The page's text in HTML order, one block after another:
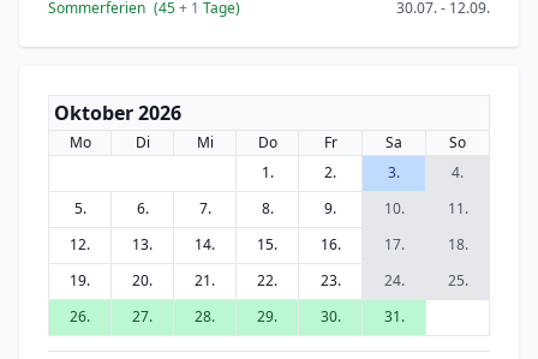
Sommerferien (45+ 1 Tage) 30.07. - 12.09.
Oktober 2026
Mo Di Mi Do Fr Sa
So
1.
2. 3.
4.
5.
6. 7. 8. 9. 10.
11.
12.
13. 14. 15. 16. 17.
18.
19.
20. 21. 22. 23. 24.
25.
26.
27. 28. 29. 30. 31.